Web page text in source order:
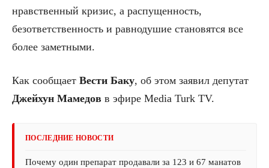
нравственный кризис, а распущенность,
безответственность и равнодушие становятся все
более заметными.
Как сообщает Вести Баку, об этом заявил депутат
Джейхун Мамедов в эфире Media Turk TV.
ПОСЛЕДНИЕ НОВОСТИ
Почему один препарат продавали за 123 и 67 манатов